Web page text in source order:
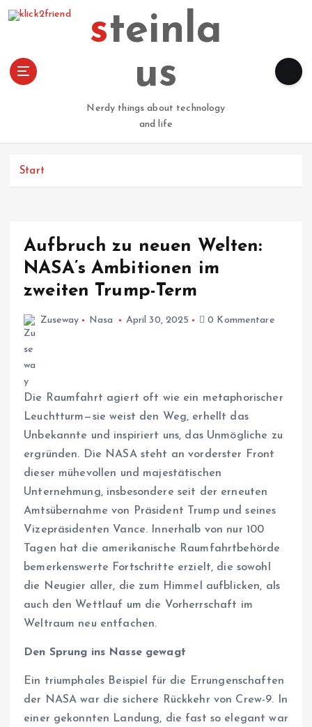
steinla
us
Nerdy things about technology
and life
Start
Aufbruch zu neuen Welten:
NASA’s Ambitionen im
zweiten Trump-Term
Zuseway Nasa April 30, 2025 0 Kommentare
Die Raumfahrt agiert oft wie ein metaphorischer
Leuchtturm—sie weist den Weg, erhellt das
Unbekannte und inspiriert uns, das Unmögliche zu
ergründen. Die NASA steht an vorderster Front
dieser mühevollen und majestätischen
Unternehmung, insbesondere seit der erneuten
Amtsübernahme von Präsident Trump und seines
Vizepräsidenten Vance. Innerhalb von nur 100
Tagen hat die amerikanische Raumfahrtbehörde
bemerkenswerte Fortschritte erzielt, die sowohl
die Neugier aller, die zum Himmel aufblicken, als
auch den Wettlauf um die Vorherrschaft im
Weltraum neu entfachen.
Den Sprung ins Nasse gewagt
Ein triumphales Beispiel für die Errungenschaften
der NASA war die sichere Rückkehr von Crew-9. In
einer gekonnten Landung, die fast so elegant war